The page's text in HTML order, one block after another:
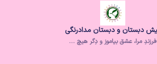
دبستان و دبستان مدادرنگی
فرزندِ مرا، عشق بیاموز و دِگر هیچ ..‌.